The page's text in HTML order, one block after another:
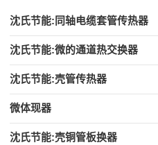
沈氏节能:同轴电缆套管传热器
沈氏节能:微的通道热交换器
沈氏节能:壳管传热器
微体现器
沈氏节能:壳铜管板换器